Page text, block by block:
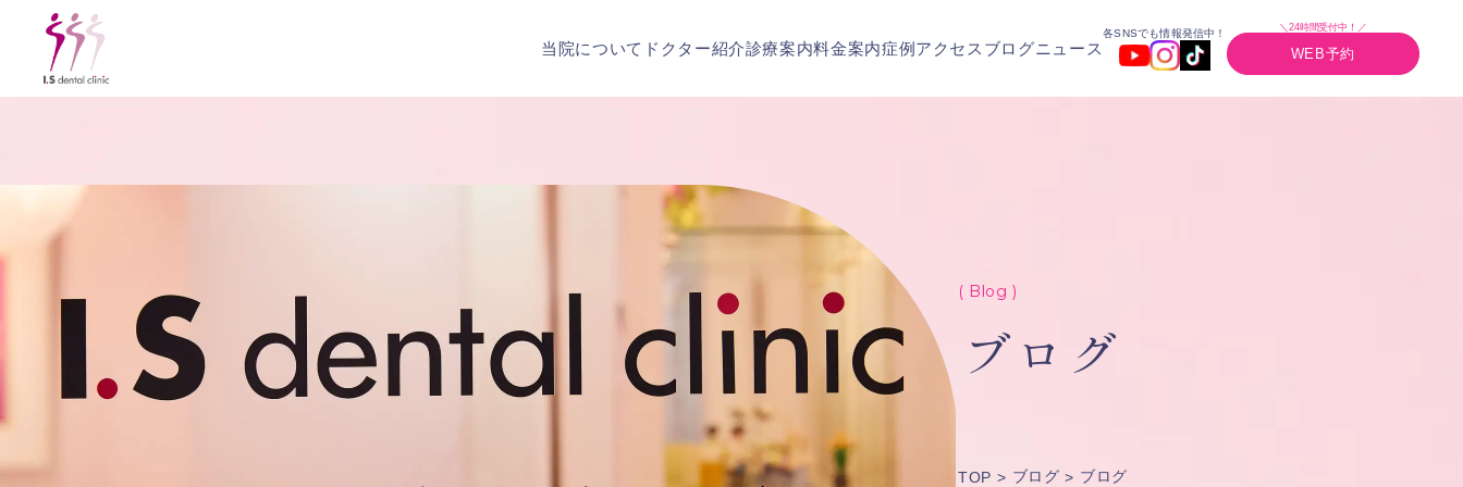
当院について ドクター紹介診療案内料金案内症例アクセス ブログニュース
各SNSでも情報発信中！
＼24時間受付中！／
WEB予約
( Blog )
ブログ
TOP ブログ ブログ